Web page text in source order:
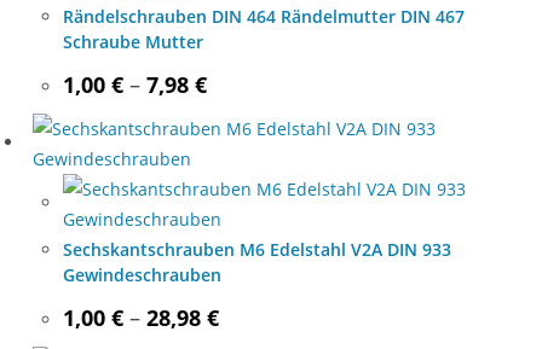
Rändelschrauben DIN 464 Rändelmutter DIN 467
Schraube Mutter
1,00€ – 7,98€Price
range:
through
Sechskantschrauben M6 Edelstahl V2A DIN 933
Gewindeschrauben
1,00€ – 28,98€Price
range: